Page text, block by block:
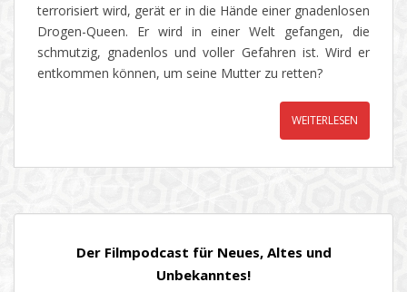
terrorisiert wird, gerät er in die Hände einer gnadenlosen
Drogen-Queen. Er wird in einer Welt gefangen, die
schmutzig, gnadenlos und voller Gefahren ist. Wird er
entkommen können, um seine Mutter zu retten?
WEITERLESEN
Der Filmpodcast für Neues, Altes und
Unbekanntes!